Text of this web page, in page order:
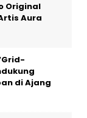
Original
Aura
di Ajang